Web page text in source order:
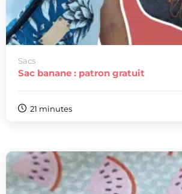
Sacs
Sac banane : patron gratuit
21 minutes